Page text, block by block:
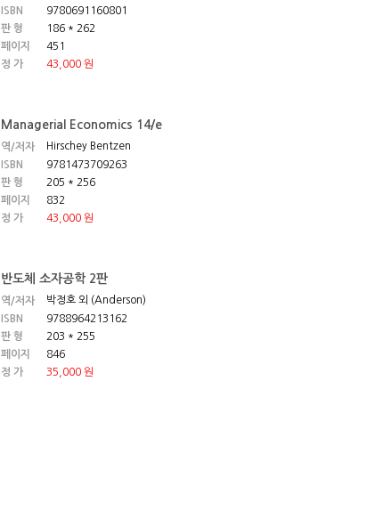
ISBN
9780691160801
판 형
186 * 262
페이지
451
정 가
43,000 원
Managerial Economics 14/e
역/저자
Hirschey Bentzen
ISBN
9781473709263
판 형
205 * 256
페이지
832
정 가
43,000 원
반도체 소자공학 2판
역/저자
박정호 외 (Anderson)
ISBN
9788964213162
판 형
203 * 255
페이지
846
정 가
35,000 원